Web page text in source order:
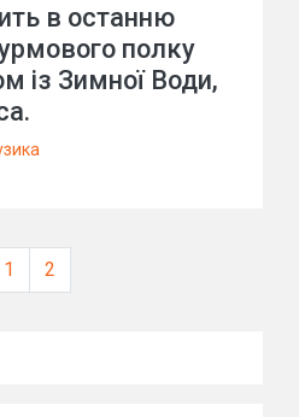
в останню
полку
із Зимної Води,
1 2